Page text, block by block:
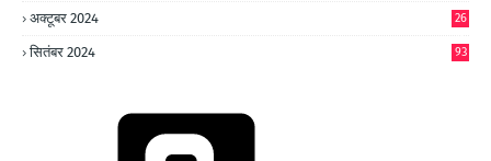
अक्टूबर 2024
26
सितंबर 2024 93